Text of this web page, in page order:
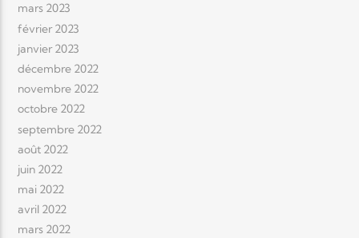
mars 2023
février 2023
janvier 2023
décembre 2022
novembre 2022
octobre 2022
septembre 2022
août 2022
juin 2022
mai 2022
avril 2022
mars 2022